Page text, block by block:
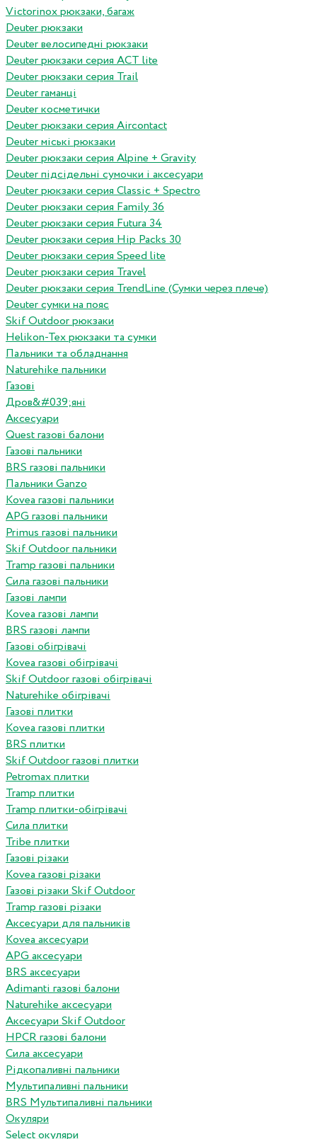
Victorinox рюкзаки, багаж
Deuter рюкзаки
Deuter велосипедні рюкзаки
Deuter рюкзаки серия ACT lite
Deuter рюкзаки серия Trail
Deuter гаманці
Deuter косметички
Deuter рюкзаки серия Aircontact
Deuter міські рюкзаки
Deuter рюкзаки серия Alpine + Gravity
Deuter підсідельні сумочки і аксесуари
Deuter рюкзаки серия Classic + Spectro
Deuter рюкзаки серия Family 36
Deuter рюкзаки серия Futura 34
Deuter рюкзаки серия Hip Packs 30
Deuter рюкзаки серия Speed lite
Deuter рюкзаки серия Travel
Deuter рюкзаки серия TrendLine (Сумки через плече)
Deuter сумки на пояс
Skif Outdoor рюкзаки
Helikon-Tex рюкзаки та сумки
Пальники та обладнання
Naturehike пальники
Газові
Дров&#039;яні
Аксесуари
Quest газові балони
Газові пальники
BRS газові пальники
Пальники Ganzo
Kovea газові пальники
APG газові пальники
Primus газові пальники
Skif Outdoor пальники
Tramp газові пальники
Сила газові пальники
Газові лампи
Kovea газові лампи
BRS газові лампи
Газові обігрівачі
Kovea газові обігрівачі
Skif Outdoor газові обігрівачі
Naturehike обігрівачі
Газові плитки
Kovea газові плитки
BRS плитки
Skif Outdoor газові плитки
Petromax плитки
Tramp плитки
Tramp плитки-обігрівачі
Сила плитки
Tribe плитки
Газові різаки
Kovea газові різаки
Газові різаки Skif Outdoor
Tramp газові різаки
Аксесуари для пальників
Kovea аксесуари
APG аксесуари
BRS аксесуари
Adimanti газові балони
Naturehike аксесуари
Аксесуари Skif Outdoor
HPCR газові балони
Сила аксесуари
Рідкопаливні пальники
Мультипаливні пальники
BRS Мультипаливні пальники
Окуляри
Select окуляри